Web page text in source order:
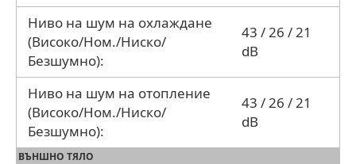
Ниво на шум на охлаждане
(Високо/Ном./Ниско/
Безшумно):
43 / 26 / 21
dB
Ниво на шум на отопление
(Високо/Ном./Ниско/
Безшумно):
43 / 26 / 21
dB
ВЪНШНО ТЯЛО